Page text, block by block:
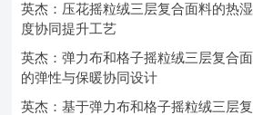
英杰：压花摇粒绒三层复合面料的热
度协同提升工艺
英杰：弹力布和格子摇粒绒三层复合
的弹性与保暖协同设计
英杰：基于弹力布和格子摇粒绒三层